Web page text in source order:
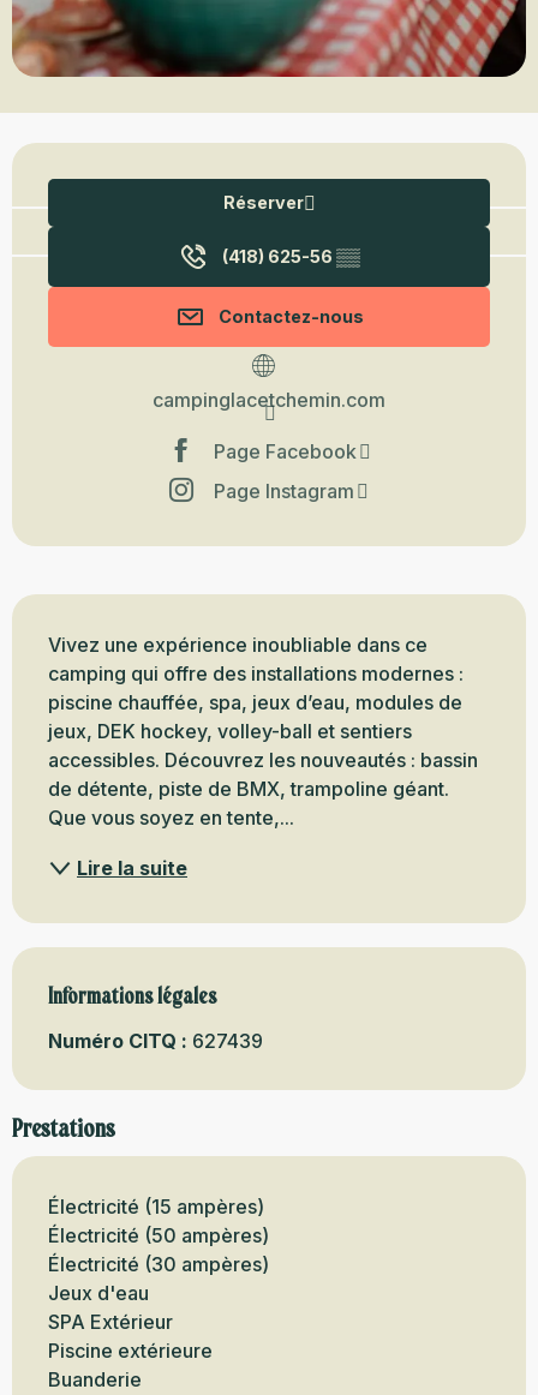
Ouverture et coordonnées
Réserver
(418) 625-56 ▒▒
Contactez-nous
campinglacetchemin.com
Page Facebook
Page Instagram
Description
Vivez une expérience inoubliable dans ce
camping qui offre des installations modernes :
piscine chauffée, spa, jeux d’eau, modules de
jeux, DEK hockey, volley-ball et sentiers
accessibles. Découvrez les nouveautés : bassin
de détente, piste de BMX, trampoline géant.
Que vous soyez en tente,...
Lire la suite
Informations légales
Informations légales
Numéro CITQ : 627439
Prestations
Électricité (15 ampères)
Électricité (50 ampères)
Électricité (30 ampères)
Jeux d'eau
SPA Extérieur
Piscine extérieure
Buanderie